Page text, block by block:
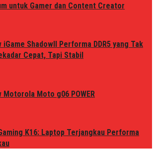
untuk Gamer dan Content Creator
iGame ShadowII Performa DDR5 yang Tak
Cepat, Tapi Stabil
Motorola Moto g06 POWER
K16: Laptop Terjangkau Performa